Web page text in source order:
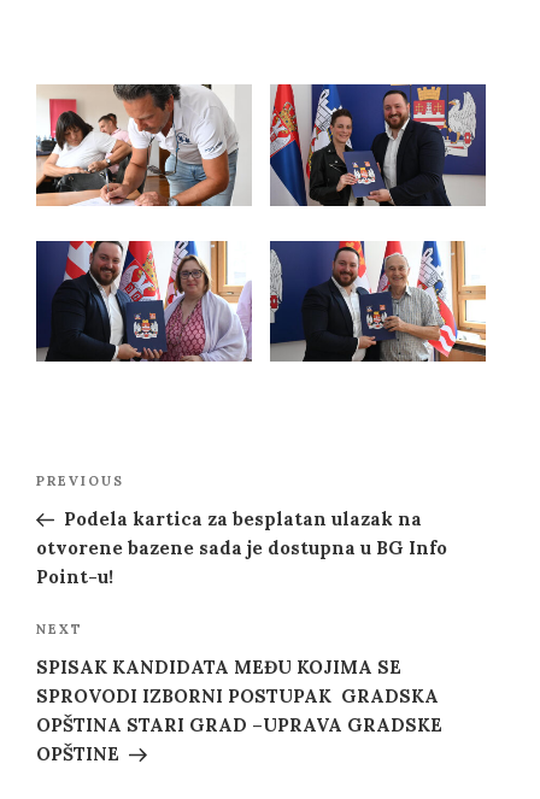
Previous
Post
PREVIOUS
Podela kartica za besplatan ulazak na
otvorene bazene sada je dostupna u BG Info
Point-u!
Next
Post
NEXT
SPISAK KANDIDATA MEĐU KOJIMA SE
SPROVODI IZBORNI POSTUPAK GRADSKA
OPŠTINA STARI GRAD –UPRAVA GRADSKE
OPŠTINE